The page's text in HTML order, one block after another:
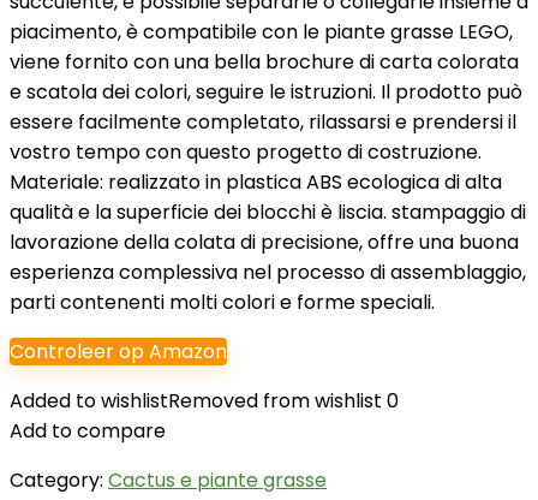
piacimento, è compatibile con le piante grasse LEGO,
viene fornito con una bella brochure di carta colorata
e scatola dei colori, seguire le istruzioni. Il prodotto può
essere facilmente completato, rilassarsi e prendersi il
vostro tempo con questo progetto di costruzione.
Materiale: realizzato in plastica ABS ecologica di alta
qualità e la superficie dei blocchi è liscia. stampaggio di
lavorazione della colata di precisione, offre una buona
esperienza complessiva nel processo di assemblaggio,
parti contenenti molti colori e forme speciali.
Controleer op Amazon
Added to wishlistRemoved from wishlist 0
Add to compare
Category: Cactus e piante grasse